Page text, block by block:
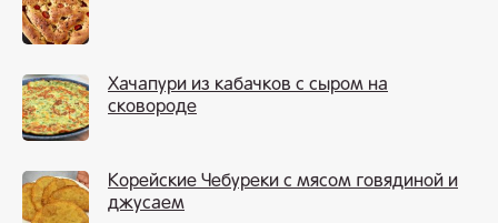
Хачапури из кабачков с сыром на
сковороде
Корейские Чебуреки с мясом говядиной и
джусаем